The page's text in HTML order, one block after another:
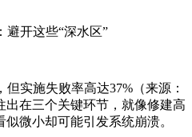
避开这些“深水区”
实施失败率高达37%（来源：
出在三个关键环节，就像修建高
微小却可能引发系统崩溃。